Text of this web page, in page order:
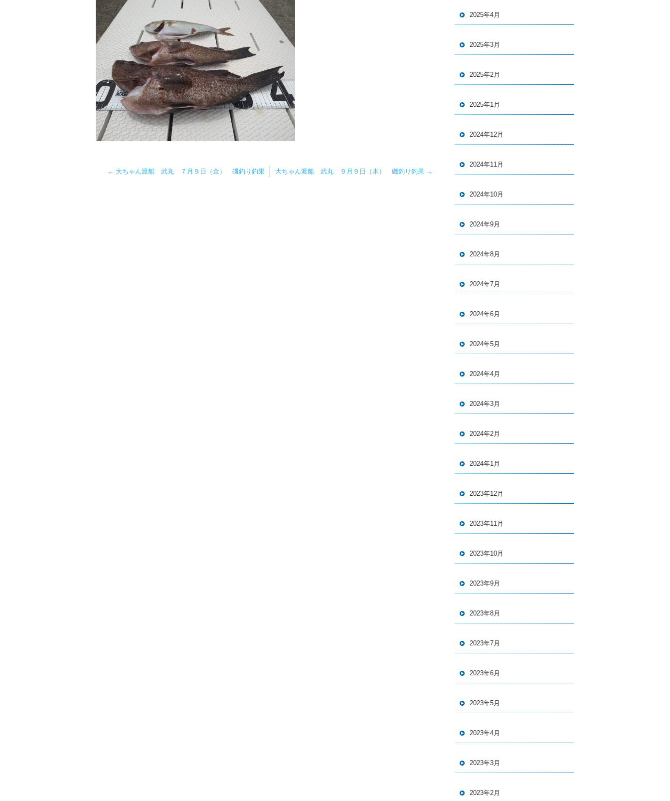
← 大ちゃん渡船 武丸 ７月９日（金） 磯釣り釣果 大ちゃん渡船 武丸 ９月９日（木） 磯釣り釣果 →
2025年4月
2025年3月
2025年2月
2025年1月
2024年12月
2024年11月
2024年10月
2024年9月
2024年8月
2024年7月
2024年6月
2024年5月
2024年4月
2024年3月
2024年2月
2024年1月
2023年12月
2023年11月
2023年10月
2023年9月
2023年8月
2023年7月
2023年6月
2023年5月
2023年4月
2023年3月
2023年2月